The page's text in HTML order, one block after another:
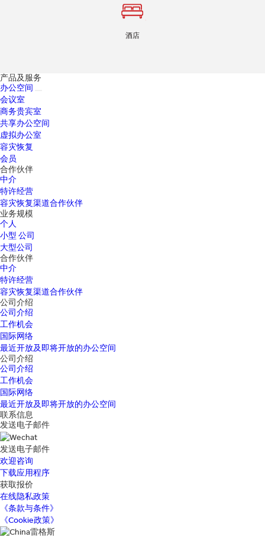
酒店
产品及服务
办公空间
会议室
商务贵宾室
共享办公空间
虚拟办公室
容灾恢复
会员
合作伙伴
中介
特许经营
容灾恢复渠道合作伙伴
业务规模
个人
小型 公司
大型公司
合作伙伴
中介
特许经营
容灾恢复渠道合作伙伴
公司介绍
公司介绍
工作机会
国际网络
最近开放及即将开放的办公空间
公司介绍
公司介绍
工作机会
国际网络
最近开放及即将开放的办公空间
联系信息
发送电子邮件
发送电子邮件
欢迎咨询
下载应用程序
获取报价
在线隐私政策
《条款与条件》
《Cookie政策》